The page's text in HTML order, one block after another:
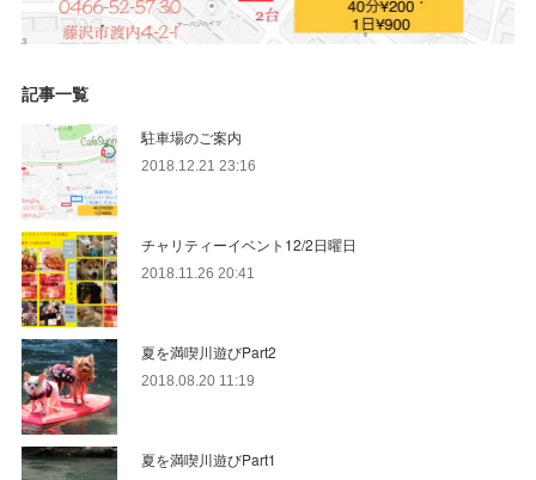
記事一覧
駐車場のご案内
2018.12.21 23:16
チャリティーイベント12/2日曜日
2018.11.26 20:41
夏を満喫川遊びPart2
2018.08.20 11:19
夏を満喫川遊びPart1